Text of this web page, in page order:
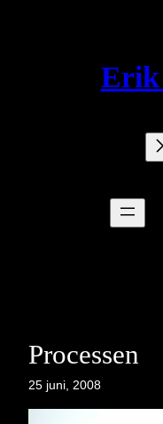
Processen
25 juni, 2008